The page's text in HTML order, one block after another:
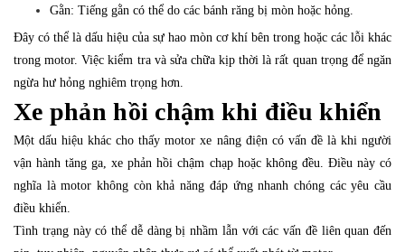
Gằn: Tiếng gằn có thể do các bánh răng bị mòn hoặc hỏng.
Đây có thể là dấu hiệu của sự hao mòn cơ khí bên trong hoặc các lỗi khác
trong motor. Việc kiểm tra và sửa chữa kịp thời là rất quan trọng để ngăn
ngừa hư hỏng nghiêm trọng hơn.
Xe phản hồi chậm khi điều khiển
Một dấu hiệu khác cho thấy motor xe nâng điện có vấn đề là khi người
vận hành tăng ga, xe phản hồi chậm chạp hoặc không đều. Điều này có
nghĩa là motor không còn khả năng đáp ứng nhanh chóng các yêu cầu
điều khiển.
Tình trạng này có thể dễ dàng bị nhầm lẫn với các vấn đề liên quan đến